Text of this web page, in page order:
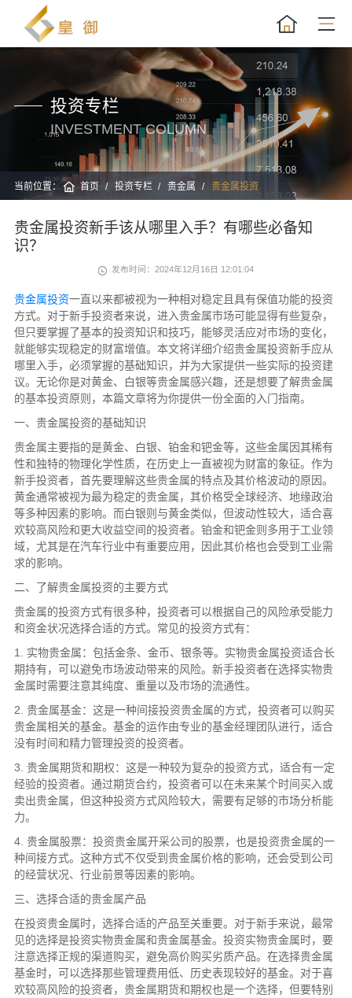
投资专栏
INVESTMENT COLUMN
当前位置： 首页 投资专栏 贵金属 贵金属投资
贵金属投资新手该从哪里入手？有哪些必备知
识？
发布时间：2024年12月16日 12:01:04
贵金属投资一直以来都被视为一种相对稳定且具有保值功能的投资
方式。对于新手投资者来说，进入贵金属市场可能显得有些复杂，
但只要掌握了基本的投资知识和技巧，能够灵活应对市场的变化，
就能够实现稳定的财富增值。本文将详细介绍贵金属投资新手应从
哪里入手，必须掌握的基础知识，并为大家提供一些实际的投资建
议。无论你是对黄金、白银等贵金属感兴趣，还是想要了解贵金属
的基本投资原则，本篇文章将为你提供一份全面的入门指南。
一、贵金属投资的基础知识
贵金属主要指的是黄金、白银、铂金和钯金等，这些金属因其稀有
性和独特的物理化学性质，在历史上一直被视为财富的象征。作为
新手投资者，首先要理解这些贵金属的特点及其价格波动的原因。
黄金通常被视为最为稳定的贵金属，其价格受全球经济、地缘政治
等多种因素的影响。而白银则与黄金类似，但波动性较大，适合喜
欢较高风险和更大收益空间的投资者。铂金和钯金则多用于工业领
域，尤其是在汽车行业中有重要应用，因此其价格也会受到工业需
求的影响。
二、了解贵金属投资的主要方式
贵金属的投资方式有很多种，投资者可以根据自己的风险承受能力
和资金状况选择合适的方式。常见的投资方式有：
1. 实物贵金属：包括金条、金币、银条等。实物贵金属投资适合长
期持有，可以避免市场波动带来的风险。新手投资者在选择实物贵
金属时需要注意其纯度、重量以及市场的流通性。
2. 贵金属基金：这是一种间接投资贵金属的方式，投资者可以购买
贵金属相关的基金。基金的运作由专业的基金经理团队进行，适合
没有时间和精力管理投资的投资者。
3. 贵金属期货和期权：这是一种较为复杂的投资方式，适合有一定
经验的投资者。通过期货合约，投资者可以在未来某个时间买入或
卖出贵金属，但这种投资方式风险较大，需要有足够的市场分析能
力。
4. 贵金属股票：投资贵金属开采公司的股票，也是投资贵金属的一
种间接方式。这种方式不仅受到贵金属价格的影响，还会受到公司
的经营状况、行业前景等因素的影响。
三、选择合适的贵金属产品
在投资贵金属时，选择合适的产品至关重要。对于新手来说，最常
见的选择是投资实物贵金属和贵金属基金。投资实物贵金属时，要
注意选择正规的渠道购买，避免高价购买劣质产品。在选择贵金属
基金时，可以选择那些管理费用低、历史表现较好的基金。对于喜
欢较高风险的投资者，贵金属期货和期权也是一个选择，但要特别